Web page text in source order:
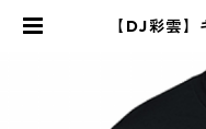
【DJ彩雲